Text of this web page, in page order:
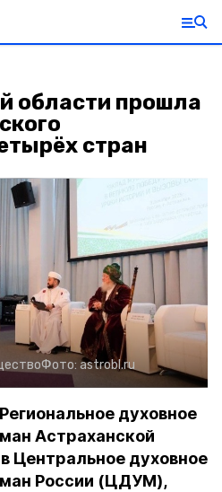
области прошла
стран
Фото: astrobl.ru
духовное
Астраханской
Центральное духовное
России (ЦДУМ),